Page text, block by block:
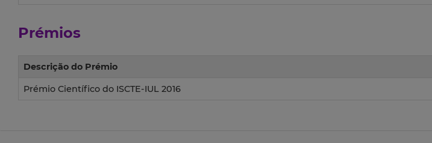
Prémios
Descrição do Prémio
Prémio Científico do ISCTE-IUL 2016